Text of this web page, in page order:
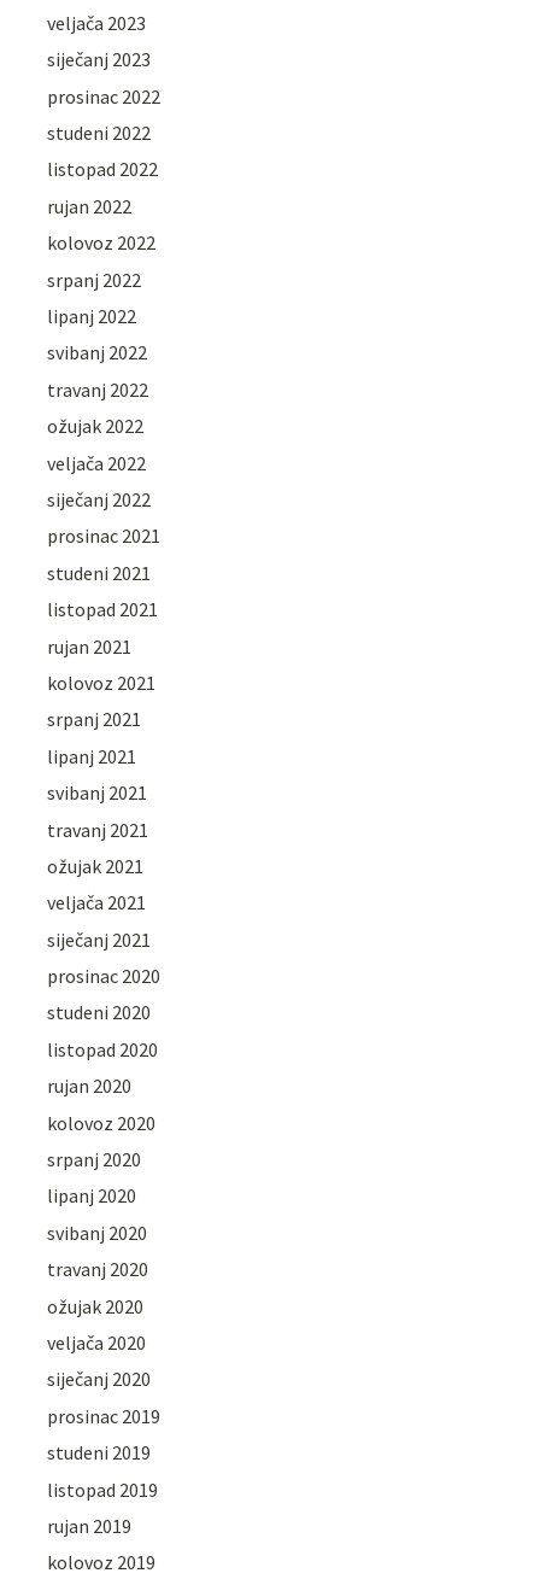
veljača 2023
siječanj 2023
prosinac 2022
studeni 2022
listopad 2022
rujan 2022
kolovoz 2022
srpanj 2022
lipanj 2022
svibanj 2022
travanj 2022
ožujak 2022
veljača 2022
siječanj 2022
prosinac 2021
studeni 2021
listopad 2021
rujan 2021
kolovoz 2021
srpanj 2021
lipanj 2021
svibanj 2021
travanj 2021
ožujak 2021
veljača 2021
siječanj 2021
prosinac 2020
studeni 2020
listopad 2020
rujan 2020
kolovoz 2020
srpanj 2020
lipanj 2020
svibanj 2020
travanj 2020
ožujak 2020
veljača 2020
siječanj 2020
prosinac 2019
studeni 2019
listopad 2019
rujan 2019
kolovoz 2019